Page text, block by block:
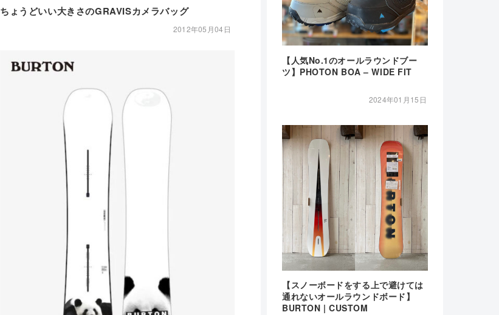
ちょうどいい大きさのGRAVISカメラバッグ
2012年05月04日
【人気No.1のオールラウンドブー
ツ】PHOTON BOA – WIDE FIT
2024年01月15日
【スノーボードをする上で避けては
通れないオールラウンドボード】
BURTON | CUSTOM